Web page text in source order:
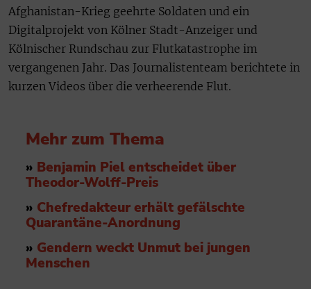
Afghanistan-Krieg geehrte Soldaten und ein
Digitalprojekt von Kölner Stadt-Anzeiger und
Kölnischer Rundschau zur Flutkatastrophe im
vergangenen Jahr. Das Journalistenteam berichtete in
kurzen Videos über die verheerende Flut.
Mehr zum Thema
» Benjamin Piel entscheidet über
Theodor-Wolff-Preis
» Chefredakteur erhält gefälschte
Quarantäne-Anordnung
» Gendern weckt Unmut bei jungen
Menschen